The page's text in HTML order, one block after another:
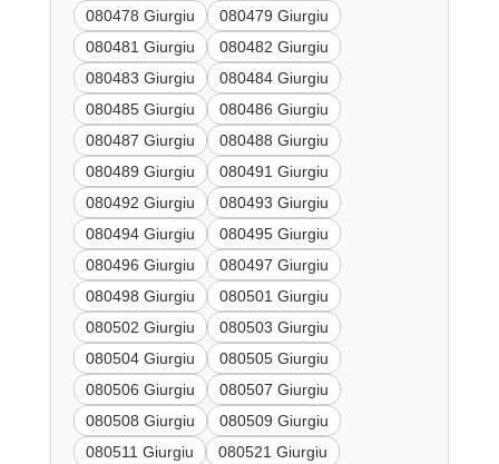
080478 Giurgiu
080479 Giurgiu
080481 Giurgiu
080482 Giurgiu
080483 Giurgiu
080484 Giurgiu
080485 Giurgiu
080486 Giurgiu
080487 Giurgiu
080488 Giurgiu
080489 Giurgiu
080491 Giurgiu
080492 Giurgiu
080493 Giurgiu
080494 Giurgiu
080495 Giurgiu
080496 Giurgiu
080497 Giurgiu
080498 Giurgiu
080501 Giurgiu
080502 Giurgiu
080503 Giurgiu
080504 Giurgiu
080505 Giurgiu
080506 Giurgiu
080507 Giurgiu
080508 Giurgiu
080509 Giurgiu
080511 Giurgiu
080521 Giurgiu